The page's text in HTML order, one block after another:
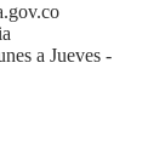
a Jueves -